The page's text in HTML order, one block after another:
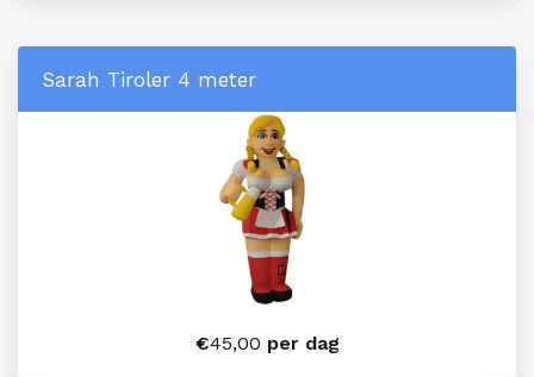
Sarah Tiroler 4 meter
€45,00 per dag